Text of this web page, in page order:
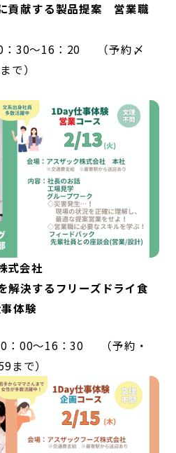
献する製品提案 営業職
30～16：20 （予約〆
で）
式会社
決するフリーズドライ食
体験
00～16：30 （予約・
で）